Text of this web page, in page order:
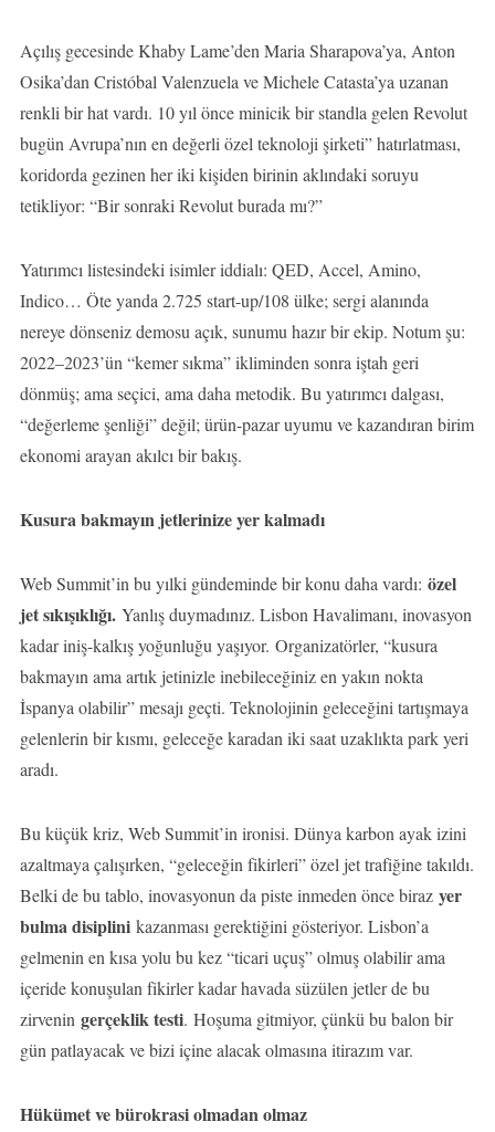
Açılış gecesinde Khaby Lame’den Maria Sharapova’ya, Anton
Osika’dan Cristóbal Valenzuela ve Michele Catasta’ya uzanan
renkli bir hat vardı. 10 yıl önce minicik bir standla gelen Revolut
bugün Avrupa’nın en değerli özel teknoloji şirketi” hatırlatması,
koridorda gezinen her iki kişiden birinin aklındaki soruyu
tetikliyor: “Bir sonraki Revolut burada mı?”
Yatırımcı listesindeki isimler iddialı: QED, Accel, Amino,
Indico… Öte yanda 2.725 start-up/108 ülke; sergi alanında
nereye dönseniz demosu açık, sunumu hazır bir ekip. Notum şu:
2022–2023’ün “kemer sıkma” ikliminden sonra iştah geri
dönmüş; ama seçici, ama daha metodik. Bu yatırımcı dalgası,
“değerleme şenliği” değil; ürün-pazar uyumu ve kazandıran birim
ekonomi arayan akılcı bir bakış.
Kusura bakmayın jetlerinize yer kalmadı
Web Summit’in bu yılki gündeminde bir konu daha vardı: özel
jet sıkışıklığı.Yanlış duymadınız. Lisbon Havalimanı, inovasyon
kadar iniş-kalkış yoğunluğu yaşıyor. Organizatörler, “kusura
bakmayın ama artık jetinizle inebileceğiniz en yakın nokta
İspanya olabilir” mesajı geçti. Teknolojinin geleceğini tartışmaya
gelenlerin bir kısmı, geleceğe karadan iki saat uzaklıkta park yeri
aradı.
Bu küçük kriz, Web Summit’in ironisi. Dünya karbon ayak izini
azaltmaya çalışırken, “geleceğin fikirleri” özel jet trafiğine takıldı.
Belki de bu tablo, inovasyonun da piste inmeden önce biraz yer
bulma disiplinikazanması gerektiğini gösteriyor. Lisbon’a
gelmenin en kısa yolu bu kez “ticari uçuş” olmuş olabilir ama
içeride konuşulan fikirler kadar havada süzülen jetler de bu
zirvenin gerçeklik testi. Hoşuma gitmiyor, çünkü bu balon bir
gün patlayacak ve bizi içine alacak olmasına itirazım var.
Hükümet ve bürokrasi olmadan olmaz